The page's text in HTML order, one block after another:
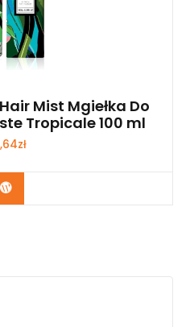
Mist Mgiełka Do
Tropicale 100 ml
zł
Zobacz